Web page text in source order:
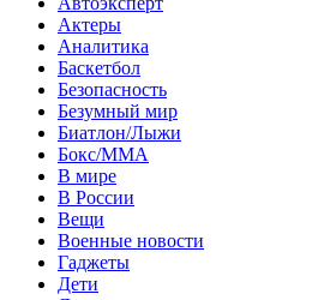
Актеры
Аналитика
Баскетбол
Безопасность
Безумный мир
Биатлон/Лыжи
Бокс/MMA
В мире
В России
Вещи
Военные новости
Гаджеты
Дети